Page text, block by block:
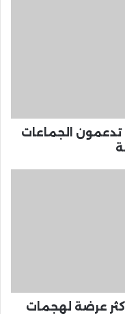
تدعمون الجماعات
عرضة لهجمات